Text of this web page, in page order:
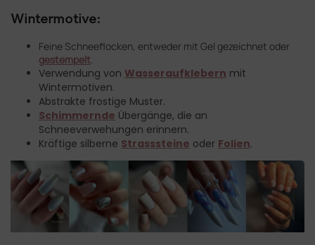
Wintermotive:
Feine Schneeflocken, entweder mit Gel gezeichnet oder
gestempelt.
Verwendung von Wasseraufklebern mit
Wintermotiven.
Abstrakte frostige Muster.
Schimmernde Übergänge, die an
Schneeverwehungen erinnern.
Kräftige silberne Strasssteine oder Folien.